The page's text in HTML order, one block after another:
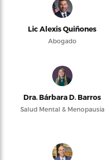
Lic Alexis Quiñones
Abogado
Dra. Bárbara D. Barros
Salud Mental & Menopausia